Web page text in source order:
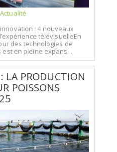
Actualité
: 4 nouveaux
télévisuelleEn
des technologies de
en pleine expans...
LA PRODUCTION
POISSONS